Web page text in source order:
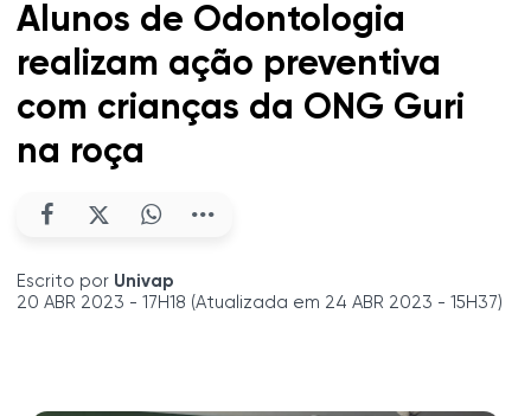
Alunos de Odontologia
realizam ação preventiva
com crianças da ONG Guri
na roça
Escrito por Univap
20 ABR 2023 - 17H18 (Atualizada em 24 ABR 2023 - 15H37)